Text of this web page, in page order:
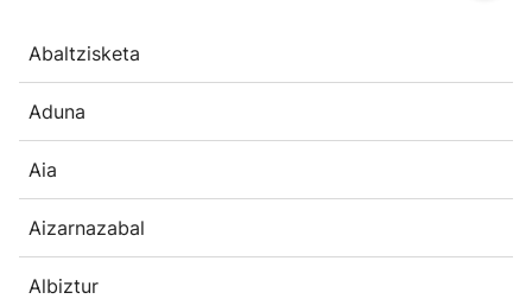
Abaltzisketa
Aduna
Aia
Aizarnazabal
Albiztur